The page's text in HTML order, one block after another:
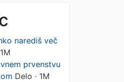
narediš več
prvenstvu
Delo · 1M